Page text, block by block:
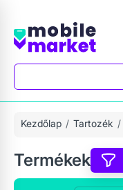
Kezdőlap Tartozék
Termékek